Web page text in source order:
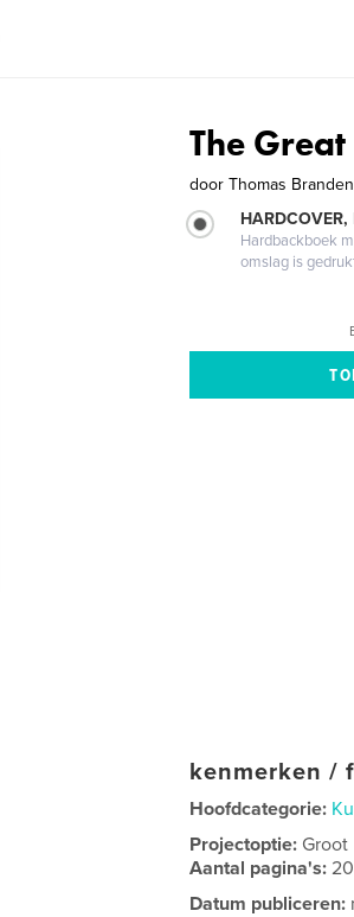
The
door Thomas
Hardbackboek
omslag is
kenmerken /
Hoofdcategorie:
Projectoptie:
Aantal pagina's:20
Datum publiceren: